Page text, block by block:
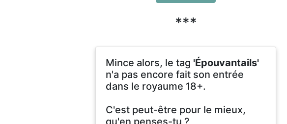
***
Mince alors, le tag 'Épouvantails'
n'a pas encore fait son entrée
dans le royaume 18+.
C'est peut-être pour le mieux,
qu'en penses-tu ?